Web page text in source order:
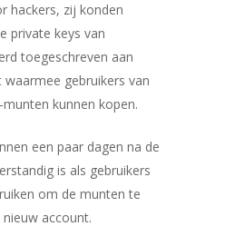
hackers, zij konden
private keys van
toegeschreven aan
gebruikers van
kunnen kopen.
een paar dagen na de
is als gebruikers
om de munten te
account.